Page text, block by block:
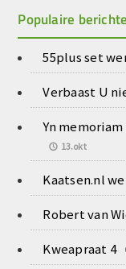
Populaire
55plus set
Verbaast U
Yn
13.okt
Kaatsen.nl
Robert van
Kweapraat 4